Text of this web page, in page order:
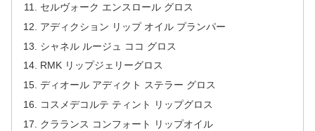
セルヴォーク エンスロール グロス
アディクション リップ オイル プランパー
シャネル ルージュ ココ グロス
RMK リップジェリーグロス
ディオール アディクト ステラー グロス
コスメデコルテ ティント リップグロス
クラランス コンフォート リップオイル